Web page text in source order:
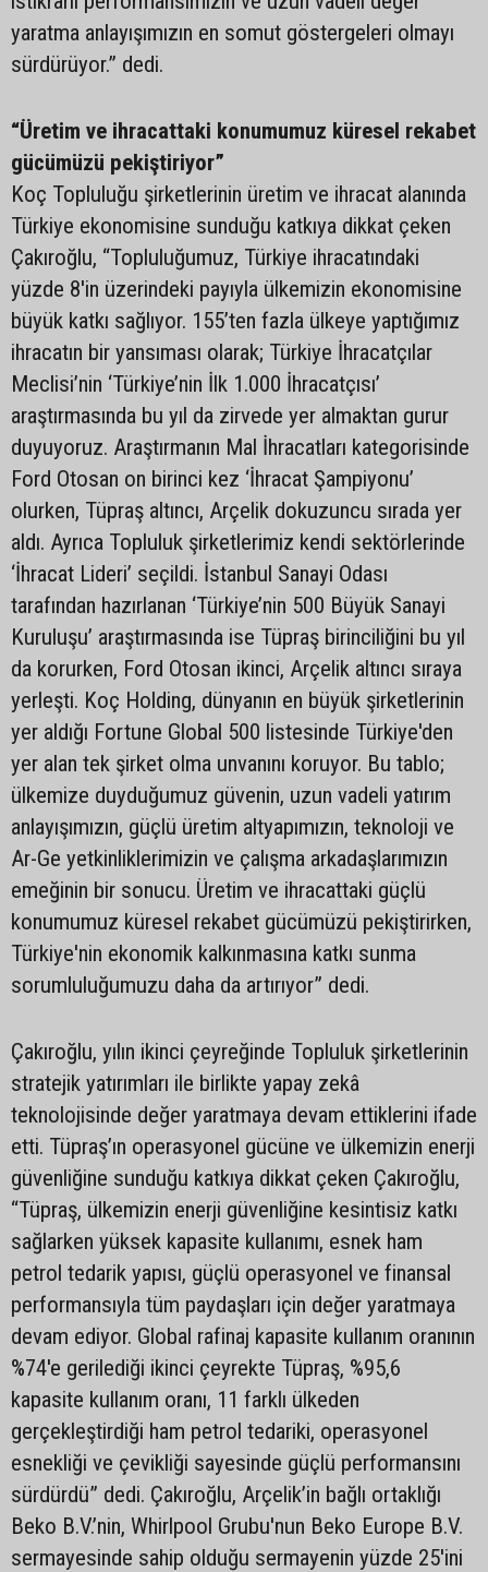
yaratma anlayışımızın en somut göstergeleri olmayı
sürdürüyor.” dedi.
“Üretim ve ihracattaki konumumuz küresel rekabet
gücümüzü pekiştiriyor”
Koç Topluluğu şirketlerinin üretim ve ihracat alanında
Türkiye ekonomisine sunduğu katkıya dikkat çeken
Çakıroğlu, “Topluluğumuz, Türkiye ihracatındaki
yüzde 8'in üzerindeki payıyla ülkemizin ekonomisine
büyük katkı sağlıyor. 155’ten fazla ülkeye yaptığımız
ihracatın bir yansıması olarak; Türkiye İhracatçılar
Meclisi’nin ‘Türkiye’nin İlk 1.000 İhracatçısı’
araştırmasında bu yıl da zirvede yer almaktan gurur
duyuyoruz. Araştırmanın Mal İhracatları kategorisinde
Ford Otosan on birinci kez ‘İhracat Şampiyonu’
olurken, Tüpraş altıncı, Arçelik dokuzuncu sırada yer
aldı. Ayrıca Topluluk şirketlerimiz kendi sektörlerinde
‘İhracat Lideri’ seçildi. İstanbul Sanayi Odası
tarafından hazırlanan ‘Türkiye’nin 500 Büyük Sanayi
Kuruluşu’ araştırmasında ise Tüpraş birinciliğini bu yıl
da korurken, Ford Otosan ikinci, Arçelik altıncı sıraya
yerleşti. Koç Holding, dünyanın en büyük şirketlerinin
yer aldığı Fortune Global 500 listesinde Türkiye'den
yer alan tek şirket olma unvanını koruyor. Bu tablo;
ülkemize duyduğumuz güvenin, uzun vadeli yatırım
anlayışımızın, güçlü üretim altyapımızın, teknoloji ve
Ar-Ge yetkinliklerimizin ve çalışma arkadaşlarımızın
emeğinin bir sonucu. Üretim ve ihracattaki güçlü
konumumuz küresel rekabet gücümüzü pekiştirirken,
Türkiye'nin ekonomik kalkınmasına katkı sunma
sorumluluğumuzu daha da artırıyor” dedi.
Çakıroğlu, yılın ikinci çeyreğinde Topluluk şirketlerinin
stratejik yatırımları ile birlikte yapay zekâ
teknolojisinde değer yaratmaya devam ettiklerini ifade
etti. Tüpraş’ın operasyonel gücüne ve ülkemizin enerji
güvenliğine sunduğu katkıya dikkat çeken Çakıroğlu,
“Tüpraş, ülkemizin enerji güvenliğine kesintisiz katkı
sağlarken yüksek kapasite kullanımı, esnek ham
petrol tedarik yapısı, güçlü operasyonel ve finansal
performansıyla tüm paydaşları için değer yaratmaya
devam ediyor. Global rafinaj kapasite kullanım oranının
%74'e gerilediği ikinci çeyrekte Tüpraş, %95,6
kapasite kullanım oranı, 11 farklı ülkeden
gerçekleştirdiği ham petrol tedariki, operasyonel
esnekliği ve çevikliği sayesinde güçlü performansını
sürdürdü” dedi. Çakıroğlu, Arçelik’in bağlı ortaklığı
Beko B.V.’nin, Whirlpool Grubu'nun Beko Europe B.V.
sermayesinde sahip olduğu sermayenin yüzde 25'ini